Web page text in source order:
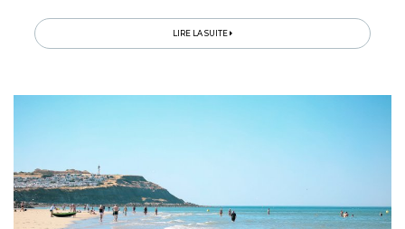
paysages environnants... LIRE LA SUITE